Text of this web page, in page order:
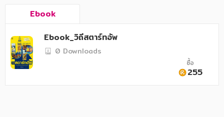
วรรณกรรม
การเกษตร ชีววิทยา
Ebook
Ebook_วิถีสตาร์ทอัพ
0 Downloads
ซื้อ
255